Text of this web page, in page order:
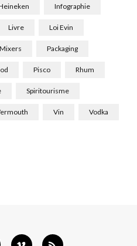
Infographie
Livre Loi Evin
Mixers Packaging
Pisco Rhum
Spiritourisme
Vin Vodka